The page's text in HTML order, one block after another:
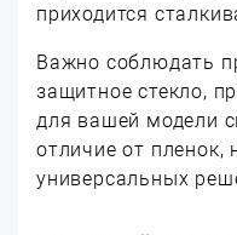
приходится
Важно соблюдать
защитное стекло,
для вашей модели
отличие от пленок,
универсальных